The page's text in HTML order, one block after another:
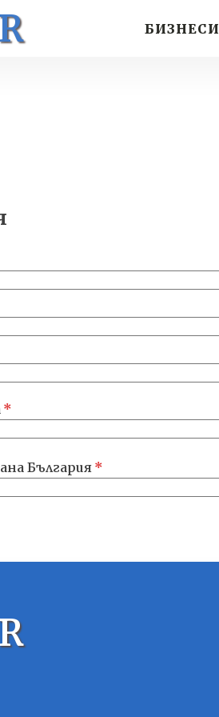
БИЗНЕСИ
*
България *